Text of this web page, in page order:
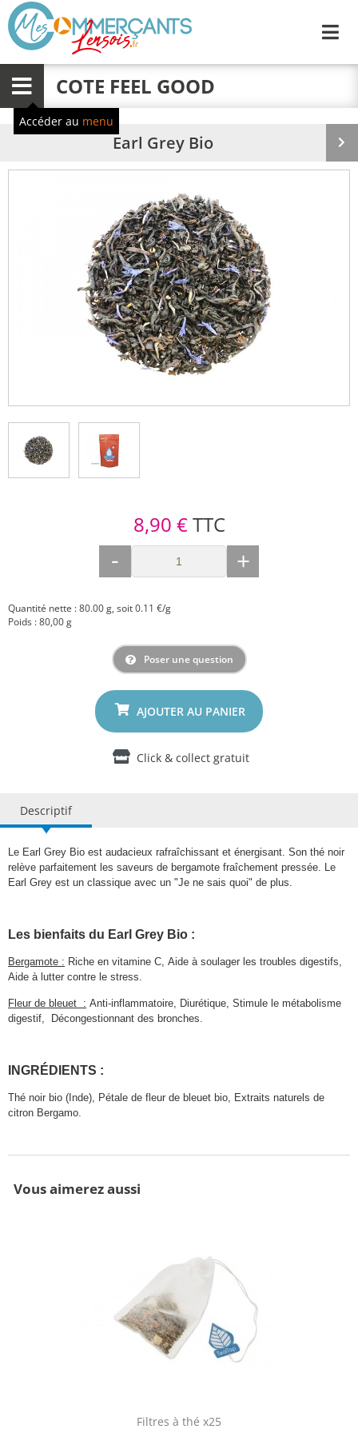
Menu COTE FEEL GOOD
Accéder au menu
Earl Grey Bio
8,90 €TTC
- +
Quantité nette : 80.00 g, soit 0.11 €/g
Poids : 80,00 g
Poser une question
Click & collect gratuit
Descriptif
Le Earl Grey Bio est audacieux rafraîchissant et énergisant. Son thé noir
relève parfaitement les saveurs de bergamote fraîchement pressée. Le
Earl Grey est un classique avec un "Je ne sais quoi" de plus.
Les bienfaits du Earl Grey Bio :
Bergamote : Riche en vitamine C, Aide à soulager les troubles digestifs,
Aide à lutter contre le stress.
Fleur de bleuet : Anti-inflammatoire, Diurétique, Stimule le métabolisme
digestif, Décongestionnant des bronches.
INGRÉDIENTS :
Thé noir bio (Inde), Pétale de fleur de bleuet bio, Extraits naturels de
citron Bergamo.
Vous aimerez aussi
Filtres à thé x25